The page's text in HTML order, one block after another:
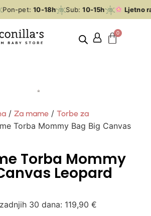
Pon-pet:10-18h Sub:10-15h Ljetno
/Za mame /Torbe za
Torba Mommy Bag Big Canvas
Torba Mommy
Leopard
30 dana: 119,90€